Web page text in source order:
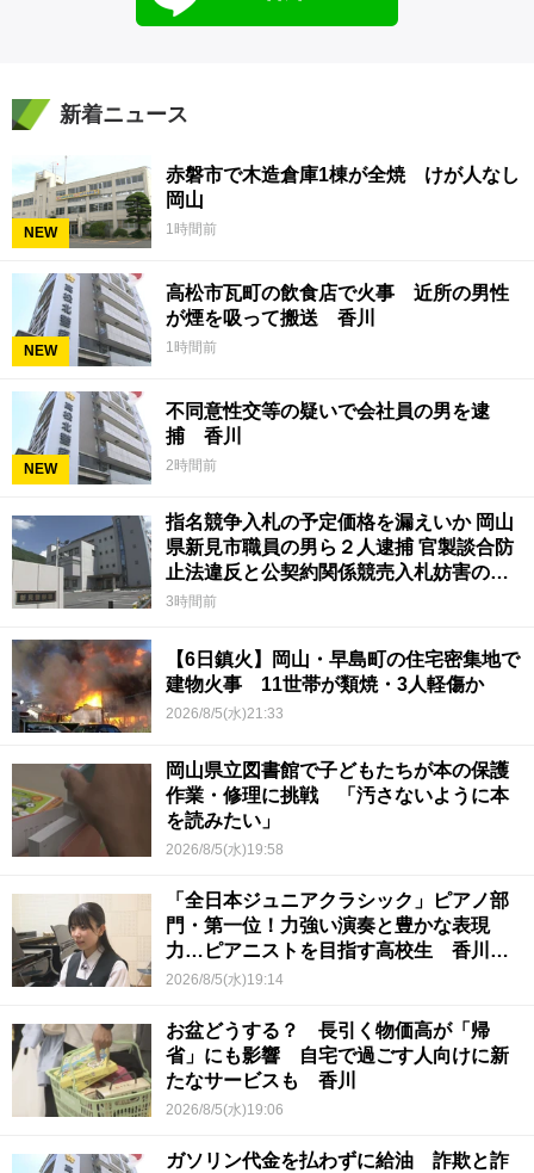
新着ニュース
NEW
赤磐市で木造倉庫1棟が全焼 けが人なし
岡山
1時間前
NEW
高松市瓦町の飲食店で火事 近所の男性
が煙を吸って搬送 香川
1時間前
NEW
不同意性交等の疑いで会社員の男を逮
捕 香川
2時間前
指名競争入札の予定価格を漏えいか 岡山
県新見市職員の男ら２人逮捕 官製談合防
止法違反と公契約関係競売入札妨害の疑
い
3時間前
【6日鎮火】岡山・早島町の住宅密集地で
建物火事 11世帯が類焼・3人軽傷か
2026/8/5(水)21:33
岡山県立図書館で子どもたちが本の保護
作業・修理に挑戦 「汚さないように本
を読みたい」
2026/8/5(水)19:58
「全日本ジュニアクラシック」ピアノ部
門・第一位！力強い演奏と豊かな表現
力…ピアニストを目指す高校生 香川
【青春のキセキ】
2026/8/5(水)19:14
お盆どうする？ 長引く物価高が「帰
省」にも影響 自宅で過ごす人向けに新
たなサービスも 香川
2026/8/5(水)19:06
ガソリン代金を払わずに給油 詐欺と詐